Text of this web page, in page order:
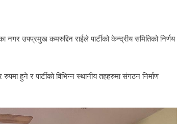
उपप्रमुख कमरुद्दिन राईले पार्टीको केन्द्रीय समितिको निर्णय
हुने र पार्टीको विभिन्न स्थानीय तहहरुमा संगठन निर्माण